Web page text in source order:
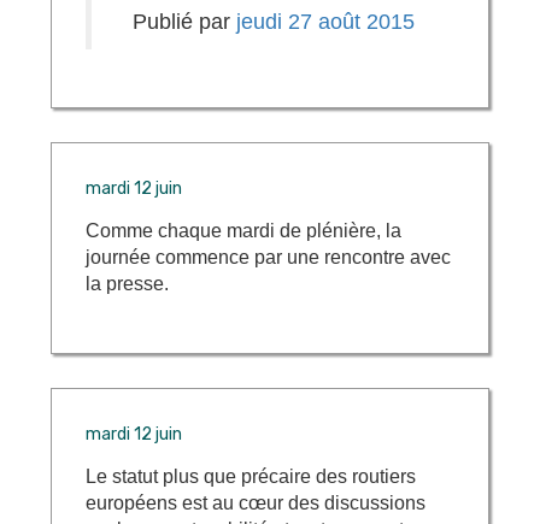
Publié par jeudi 27 août 2015
mardi 12 juin
Comme chaque mardi de plénière, la
journée commence par une rencontre avec
la presse.
mardi 12 juin
Le statut plus que précaire des routiers
européens est au cœur des discussions